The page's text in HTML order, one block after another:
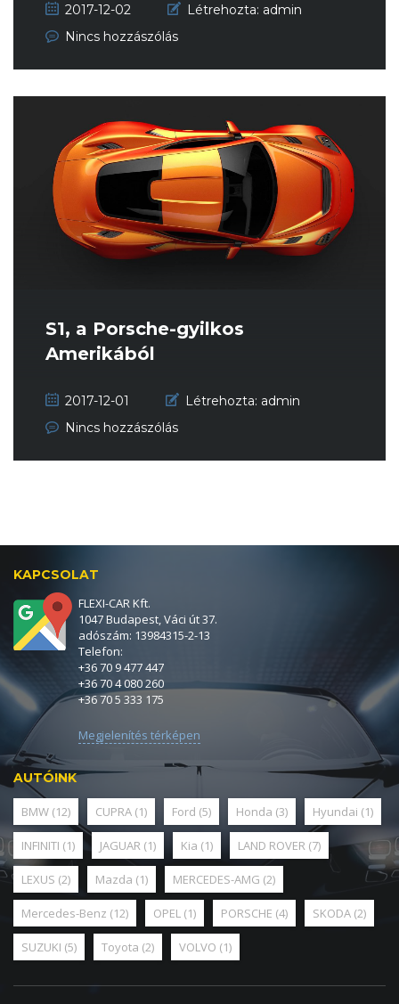
2017-12-02 Létrehozta: admin
Nincs hozzászólás
S1, a Porsche-gyilkos
Amerikából
2017-12-01 Létrehozta: admin
Nincs hozzászólás
KAPCSOLAT
FLEXI-CAR Kft.
1047 Budapest, Váci út 37.
adószám: 13984315-2-13
Telefon:
+36 70 9 477 447
+36 70 4 080 260
+36 70 5 333 175
Megjelenítés térképen
AUTÓINK
BMW (12) CUPRA (1) Ford (5) Honda (3) Hyundai (1)
INFINITI (1) JAGUAR (1) Kia (1) LAND ROVER (7)
LEXUS (2) Mazda (1) MERCEDES-AMG (2)
Mercedes-Benz (12) OPEL (1) PORSCHE (4) SKODA (2)
SUZUKI (5) Toyota (2) VOLVO (1)